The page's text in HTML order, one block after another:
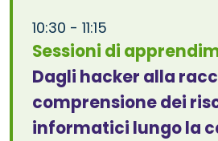
10:30 - 11:15
Sessioni di
Dagli hacker alla
comprensione dei
informatici lungo la